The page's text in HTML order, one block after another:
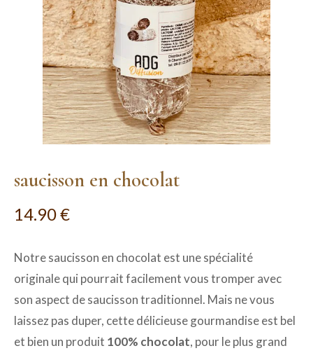
saucisson en chocolat
14.90€
Notre saucisson en chocolat est une spécialité
originale qui pourrait facilement vous tromper avec
son aspect de saucisson traditionnel. Mais ne vous
laissez pas duper, cette délicieuse gourmandise est bel
et bien un produit 100% chocolat, pour le plus grand